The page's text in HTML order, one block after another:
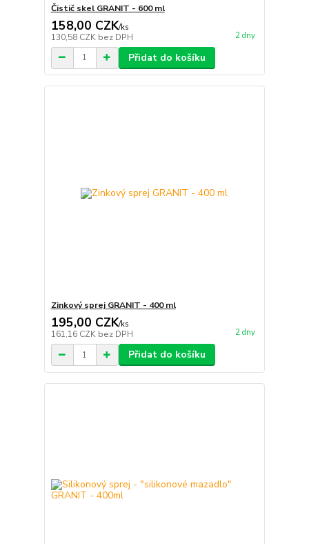
Čistič skel GRANIT - 600 ml
158,00 CZK/ks
130,58 CZK bez DPH 2 dny
Přidat do košíku
Zinkový sprej GRANIT - 400 ml
195,00 CZK/ks
161,16 CZK bez DPH 2 dny
Přidat do košíku